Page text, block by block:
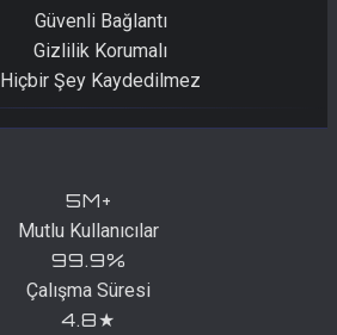
Güvenli Bağlantı
Gizlilik Korumalı
Hiçbir Şey Kaydedilmez
5M+
Mutlu Kullanıcılar
99.9%
Çalışma Süresi
4.8★